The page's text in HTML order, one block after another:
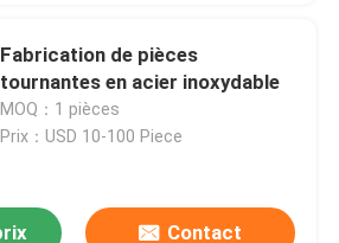
Fabrication de pièces
tournantes en acier inoxydable
MOQ：1 pièces
Prix：USD 10-100 Piece
Contact